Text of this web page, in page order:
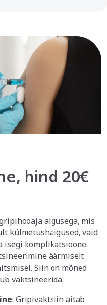
hind 20€
algusega, mis
külmetushaigused, vaid
isegi komplikatsioone.
äärmiselt
Siin on mõned
vaktsineerida:
: Gripivaktsiin aitab